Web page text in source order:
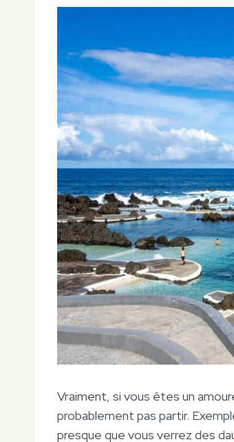
Vraiment, si vous êtes un
probablement pas partir.
presque que vous verrez des